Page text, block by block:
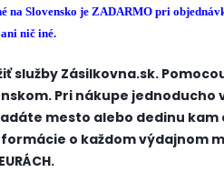
na Slovensko je ZADARMO pri
nič iné.
služby Zásilkovna.sk.
Pri nákupe
mesto alebo dedinu
o každom výdajnom